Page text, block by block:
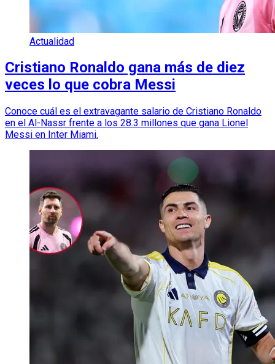
Actualidad
Cristiano Ronaldo gana más de diez
veces lo que cobra Messi
Conoce cuál es el extravagante salario de Cristiano Ronaldo
en el Al-Nassr frente a los 28.3 millones que gana Lionel
Messi en Inter Miami.